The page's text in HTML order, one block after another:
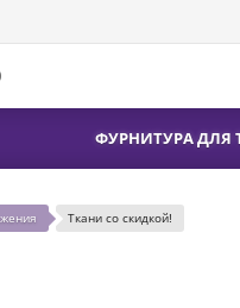
ФУРНИТУРА ДЛЯ
Ткани со скидкой!